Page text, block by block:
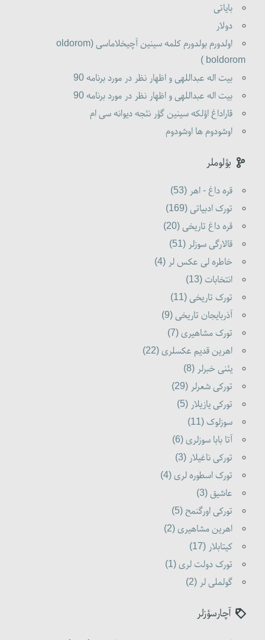
بایاتی
دولار
اولدورم بولدورم کلمه سینین آچیخلاماسی (oldorom
boldorom )
بیت اله عبداللهی و اظهار نظر در مورد برنامه 90
بیت اله عبداللهی و اظهار نظر در مورد برنامه 90
قاراداغ اؤلکه سینین گؤر نئجه دیوانه سی ام
اوشودوم ها اوشودوم
بؤلوملر
قره داغ - اهر (53)
تورک ادبیاتی (169)
قره داغ تاریخی (20)
قالارگی سوزلر (51)
خاطره لی عکس لر (4)
انتخابات (13)
تورک تاریخی (11)
آذربایجان تاریخی (9)
تورک مشاهیری (7)
اهرین قدیم عکسلری (22)
یئنی خبرلر (8)
تورکی شعرلر (29)
تورکی یازیلار (5)
سوزلوک (11)
آتا بابا سوزلری (6)
تورکی ناغیلار (3)
تورک اسطوره لری (4)
عاشیق (3)
تورکی اورگنمح (5)
اهرین مشاهیری (2)
کیتابلار (17)
تورک دولت لری (1)
گولملی لر (2)
آچارسؤزلر